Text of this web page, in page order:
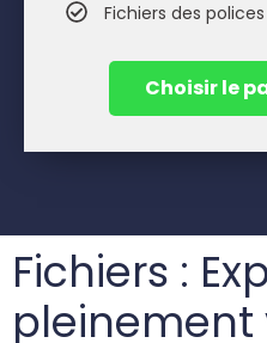
Fichiers des
Choisir le
Fichiers :
pleinement